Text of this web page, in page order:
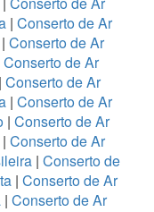
| Conserto de Ar
| Conserto de Ar
Conserto de Ar
| Conserto de Ar
| Conserto de Ar
| Conserto de Ar
| Conserto de Ar
| Conserto de
| Conserto de Ar
| Conserto de Ar